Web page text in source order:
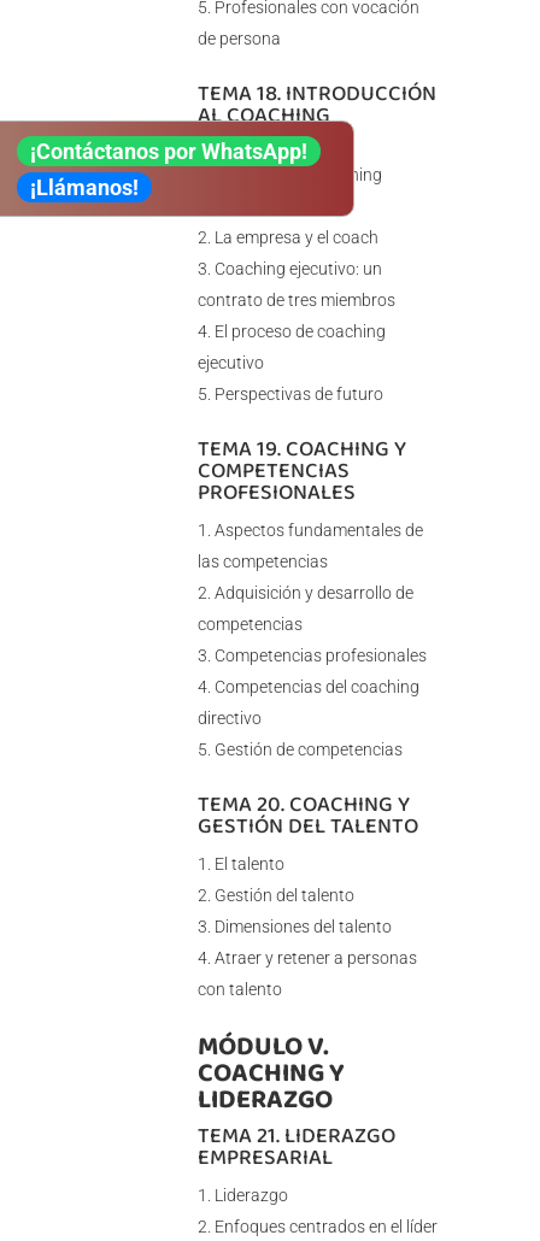
Profesionales con vocación
de persona
TEMA 18. INTRODUCCIÓN
AL COACHING
EJECUTIVO
Principios de coaching
La empresa y el coach
Coaching ejecutivo: un
contrato de tres miembros
El proceso de coaching
ejecutivo
Perspectivas de futuro
TEMA 19. COACHING Y
COMPETENCIAS
PROFESIONALES
Aspectos fundamentales de
las competencias
Adquisición y desarrollo de
competencias
Competencias profesionales
Competencias del coaching
directivo
Gestión de competencias
TEMA 20. COACHING Y
GESTIÓN DEL TALENTO
El talento
Gestión del talento
Dimensiones del talento
Atraer y retener a personas
con talento
MÓDULO V.
COACHING Y
LIDERAZGO
TEMA 21. LIDERAZGO
EMPRESARIAL
Liderazgo
Enfoques centrados en el líder
¡Contáctanos por WhatsApp!
¡Llámanos!